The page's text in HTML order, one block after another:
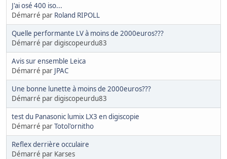
J'ai osé 400 iso...
Démarré par Roland RIPOLL
Quelle performante LV à moins de 2000euros???
Démarré par digiscopeurdu83
Avis sur ensemble Leica
Démarré par JPAC
Une bonne lunette à moins de 2000euros???
Démarré par digiscopeurdu83
test du Panasonic lumix LX3 en digiscopie
Démarré parTotol'ornitho
Reflex derrière occulaire
Démarré par Karses